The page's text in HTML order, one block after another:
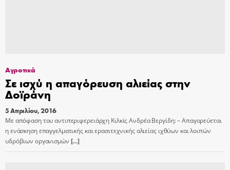
Αγροτικά
Σε ισχύ η απαγόρευση αλιείας στην
Δοϊράνη
5 Απριλίου, 2016
Με απόφαση του αντιπεριφερειάρχη Κιλκίς Ανδρέα Βεργίδη: – Απαγορεύεται
η ενάσκηση επαγγελματικής και ερασιτεχνικής αλιείας ιχθύων και λοιπών
υδρόβιων οργανισμών […]